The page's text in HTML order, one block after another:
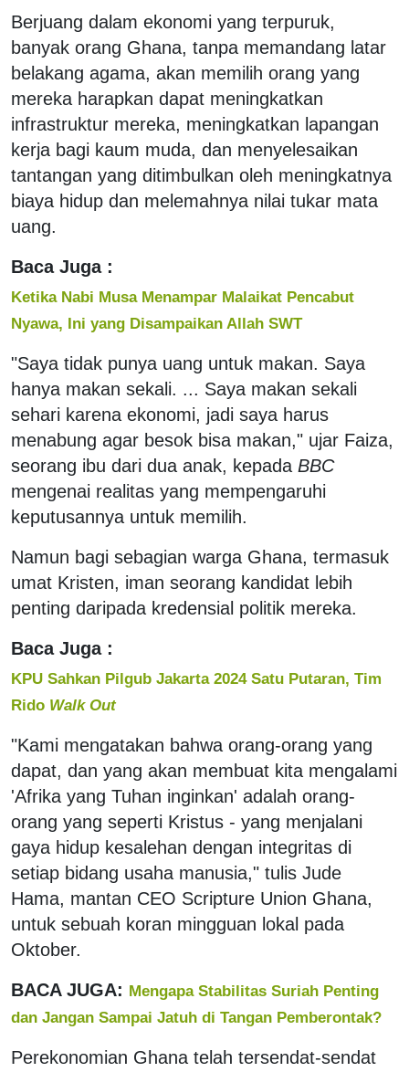
Berjuang dalam ekonomi yang terpuruk,
banyak orang Ghana, tanpa memandang latar
belakang agama, akan memilih orang yang
mereka harapkan dapat meningkatkan
infrastruktur mereka, meningkatkan lapangan
kerja bagi kaum muda, dan menyelesaikan
tantangan yang ditimbulkan oleh meningkatnya
biaya hidup dan melemahnya nilai tukar mata
uang.
Baca Juga :
Ketika Nabi Musa Menampar Malaikat Pencabut
Nyawa, Ini yang Disampaikan Allah SWT
"Saya tidak punya uang untuk makan. Saya
hanya makan sekali. ... Saya makan sekali
sehari karena ekonomi, jadi saya harus
menabung agar besok bisa makan," ujar Faiza,
seorang ibu dari dua anak, kepada BBC
mengenai realitas yang mempengaruhi
keputusannya untuk memilih.
Namun bagi sebagian warga Ghana, termasuk
umat Kristen, iman seorang kandidat lebih
penting daripada kredensial politik mereka.
Baca Juga :
KPU Sahkan Pilgub Jakarta 2024 Satu Putaran, Tim
Rido Walk Out
"Kami mengatakan bahwa orang-orang yang
dapat, dan yang akan membuat kita mengalami
'Afrika yang Tuhan inginkan' adalah orang-
orang yang seperti Kristus - yang menjalani
gaya hidup kesalehan dengan integritas di
setiap bidang usaha manusia," tulis Jude
Hama, mantan CEO Scripture Union Ghana,
untuk sebuah koran mingguan lokal pada
Oktober.
BACA JUGA: Mengapa Stabilitas Suriah Penting
dan Jangan Sampai Jatuh di Tangan Pemberontak?
Perekonomian Ghana telah tersendat-sendat